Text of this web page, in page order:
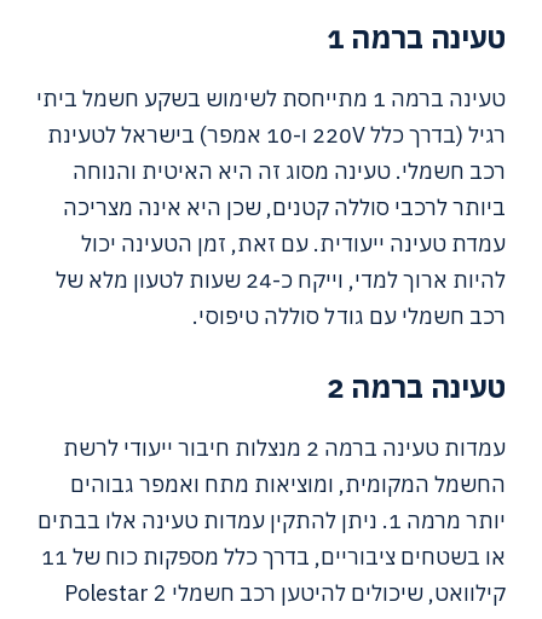
טעינה ברמה 1
טעינה ברמה 1 מתייחסת לשימוש בשקע חשמל ביתי
רגיל (בדרך כלל 220V ו-10 אמפר) בישראל לטעינת
רכב חשמלי. טעינה מסוג זה היא האיטית והנוחה
ביותר לרכבי סוללה קטנים, שכן היא אינה מצריכה
עמדת טעינה ייעודית. עם זאת, זמן הטעינה יכול
להיות ארוך למדי, וייקח כ-24 שעות לטעון מלא של
רכב חשמלי עם גודל סוללה טיפוסי.
טעינה ברמה 2
עמדות טעינה ברמה 2 מנצלות חיבור ייעודי לרשת
החשמל המקומית, ומוציאות מתח ואמפר גבוהים
יותר מרמה 1. ניתן להתקין עמדות טעינה אלו בבתים
או בשטחים ציבוריים, בדרך כלל מספקות כוח של 11
קילוואט, שיכולים להיטען רכב חשמלי Polestar 2